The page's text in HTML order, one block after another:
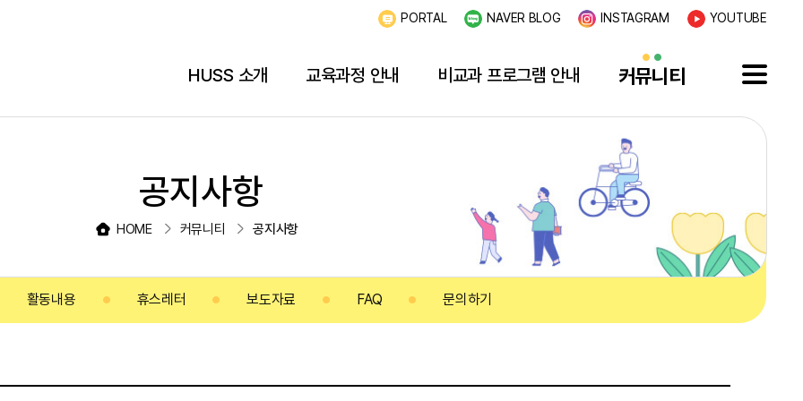
PORTAL NAVER BLOG INSTAGRAM YOUTUBE
HUSS 소개 교육과정 안내 비교과 프로그램 안내 커뮤니티
활동내용 휴스레터 보도자료 FAQ 문의하기
공지사항
HOME 커뮤니티 공지사항